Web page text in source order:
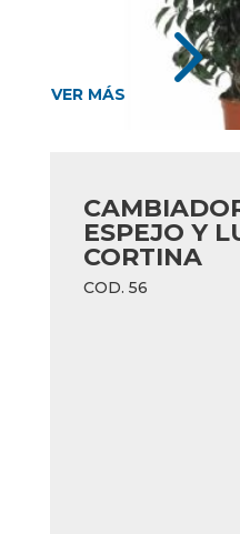
VER MÁS 5
ESPEJO Y
CORTINA
COD. 56